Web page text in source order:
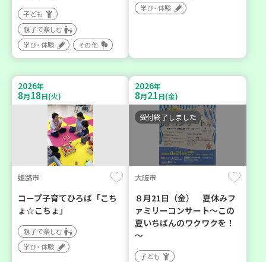
子ども
親子で楽しむ
学び・体験
その他
学び・体験
2026年
8月18日(火)
姫路市
コープ子育てひろば「こち
ょ☆こちょ」
親子で楽しむ
学び・体験
2026年
8月21日(金)
受付終了しました
大阪市
８月21日（金） 夏休みフ
ァミリーコンサート～この
夏いちばんのワクワクを！
～
子ども